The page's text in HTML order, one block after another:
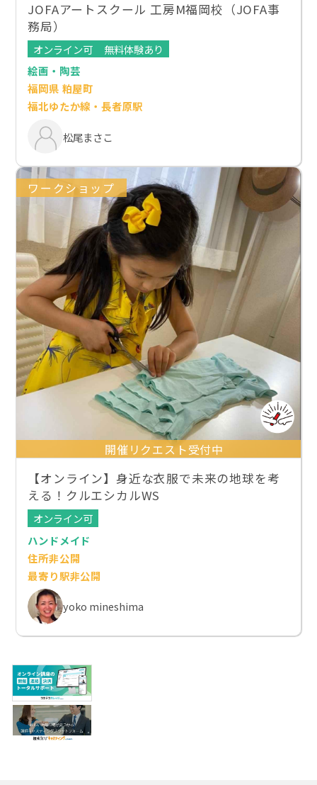
JOFAアートスクール 工房M福岡校（JOFA事
務局）
オンライン可
無料体験あり
絵画・陶芸
福岡県 粕屋町
福北ゆたか線・長者原駅
松尾まさこ
ワークショップ
開催リクエスト受付中
【オンライン】身近な衣服で未来の地球を考
える！クルエシカルWS
オンライン可
ハンドメイド
住所非公開
最寄り駅非公開
yoko mineshima